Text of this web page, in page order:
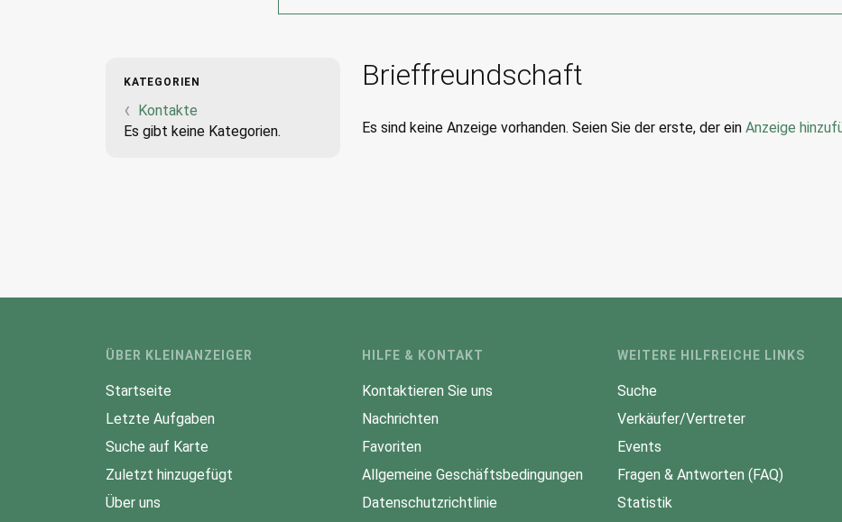
KATEGORIEN
Kontakte
Es gibt keine Kategorien.
Brieffreundschaft
Es sind keine Anzeige vorhanden. Seien Sie der erste, der ein Anzeige
ÜBER KLEINANZEIGER
Startseite
Letzte Aufgaben
Suche auf Karte
Zuletzt hinzugefügt
Über uns
HILFE & KONTAKT
Kontaktieren Sie uns
Nachrichten
Favoriten
Allgemeine Geschäftsbedingungen
Datenschutzrichtlinie
WEITERE HILFREICHE LINKS
Suche
Verkäufer/Vertreter
Events
Fragen & Antworten (FAQ)
Statistik